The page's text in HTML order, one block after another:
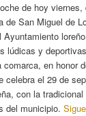
de hoy
de San Miguel de
lúdicas y
en honor
celebra el 29 de
con la
del municipio.